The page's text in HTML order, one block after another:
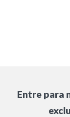
Entre para